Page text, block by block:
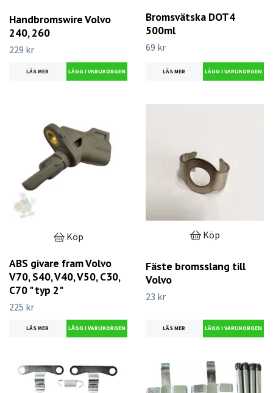
Handbromswire Volvo
240, 260
229 kr
LÄS MER
Bromsvätska DOT4
500ml
69 kr
LÄS MER
Köp
ABS givare fram Volvo
V70, S40, V40, V50, C30,
C70 " typ 2"
225 kr
LÄS MER
Köp
Fäste bromsslang till
Volvo
23 kr
LÄS MER